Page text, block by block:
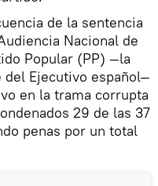
de la sentencia
Nacional de
Popular (PP) —la
Ejecutivo español—
en la trama corrupta
29 de las 37
penas por un total